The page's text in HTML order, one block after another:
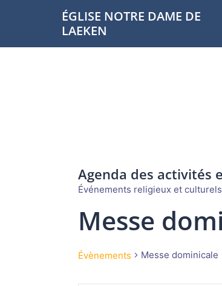
ÉGLISE NOTRE DAME DE
LAEKEN
Agenda des activités
Événements religieux et
Messe
Évènements Messe dominicale